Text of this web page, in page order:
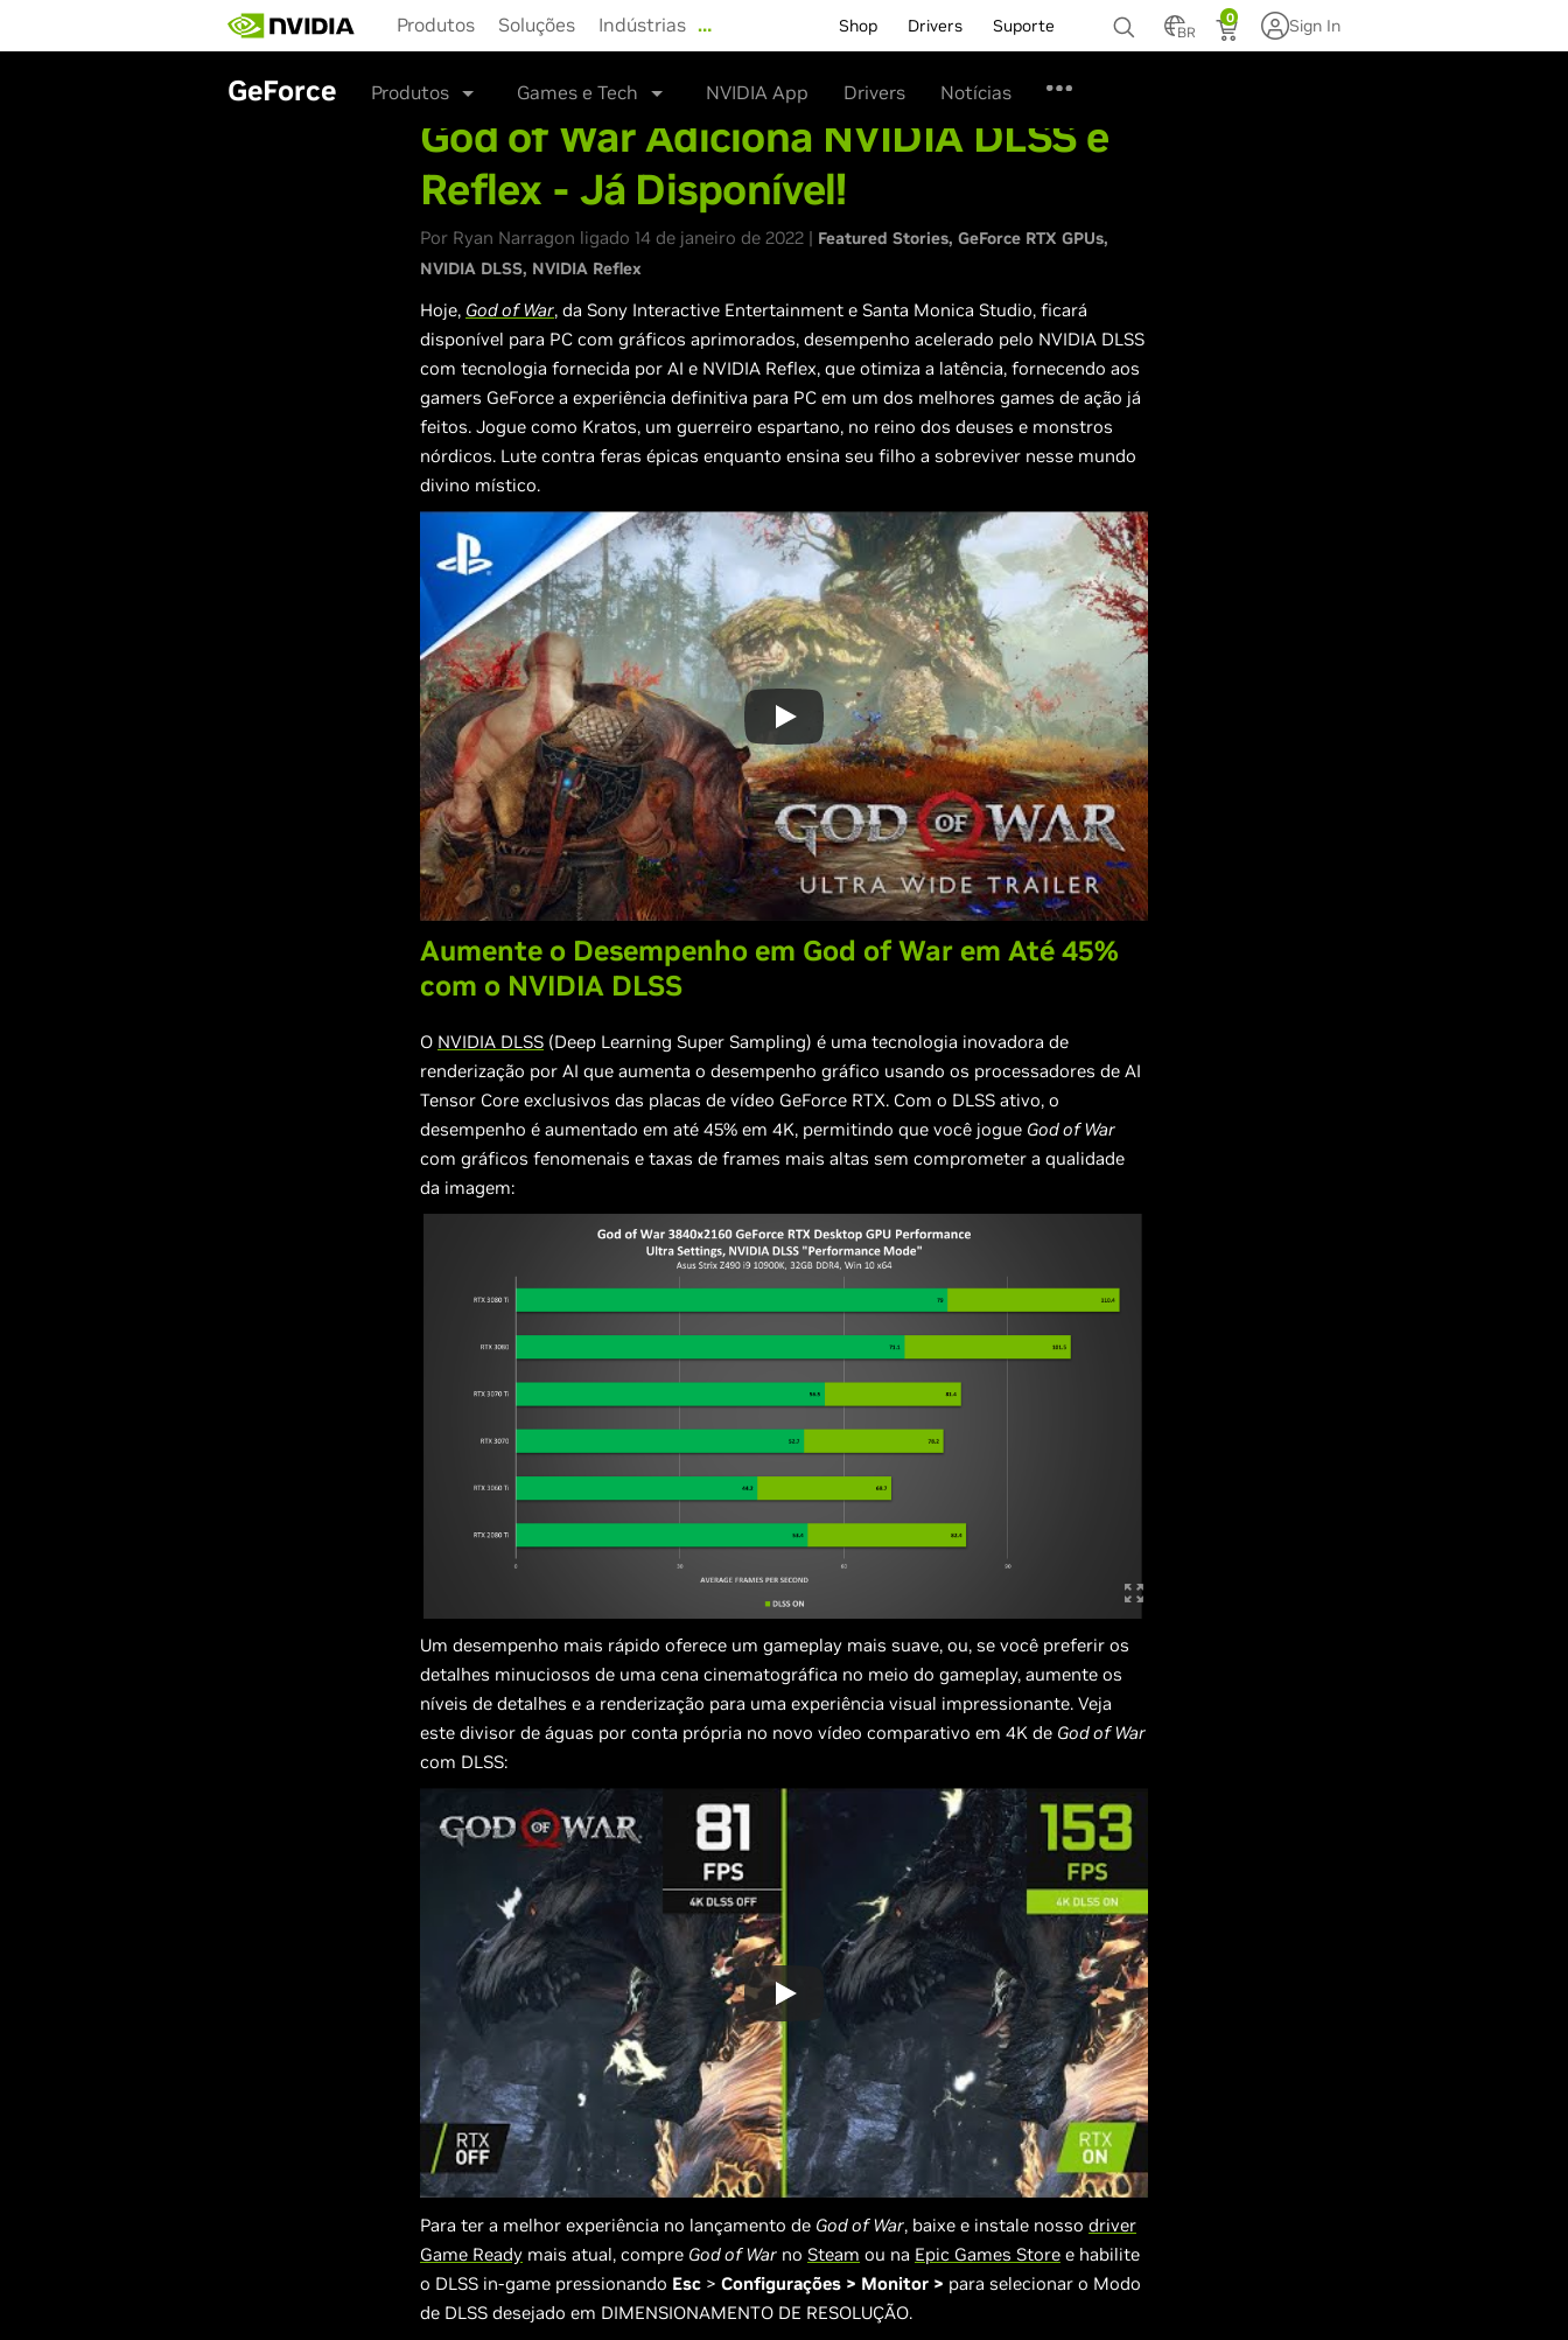
main
Produtos Soluções Indústrias … Shop Drivers Suporte BR
0 Sign In
GeForce Produtos Games e Tech NVIDIA App Drivers Notícias
God of War Adiciona NVIDIA DLSS e
Reflex - Já Disponível!
Por Ryan Narragon ligado 14 de janeiro de 2022 | Featured Stories GeForce RTX GPUs
NVIDIA DLSS NVIDIA Reflex
Hoje, God of War, da Sony Interactive Entertainment e Santa Monica Studio, ficará
disponível para PC com gráficos aprimorados, desempenho acelerado pelo NVIDIA DLSS
com tecnologia fornecida por AI e NVIDIA Reflex, que otimiza a latência, fornecendo aos
gamers GeForce a experiência definitiva para PC em um dos melhores games de ação já
feitos. Jogue como Kratos, um guerreiro espartano, no reino dos deuses e monstros
nórdicos. Lute contra feras épicas enquanto ensina seu filho a sobreviver nesse mundo
divino místico.
Aumente o Desempenho em God of War em Até 45%
com o NVIDIA DLSS
O NVIDIA DLSS (Deep Learning Super Sampling) é uma tecnologia inovadora de
renderização por AI que aumenta o desempenho gráfico usando os processadores de AI
Tensor Core exclusivos das placas de vídeo GeForce RTX. Com o DLSS ativo, o
desempenho é aumentado em até 45% em 4K, permitindo que você jogue God of War
com gráficos fenomenais e taxas de frames mais altas sem comprometer a qualidade
da imagem:
Um desempenho mais rápido oferece um gameplay mais suave, ou, se você preferir os
detalhes minuciosos de uma cena cinematográfica no meio do gameplay, aumente os
níveis de detalhes e a renderização para uma experiência visual impressionante. Veja
este divisor de águas por conta própria no novo vídeo comparativo em 4K de God of War
com DLSS:
Para ter a melhor experiência no lançamento de God of War, baixe e instale nosso driver
Game Ready mais atual, compre God of War no Steam ou na Epic Games Store e habilite
o DLSS in-game pressionando Esc > Configurações > Monitor > para selecionar o Modo
de DLSS desejado em DIMENSIONAMENTO DE RESOLUÇÃO.